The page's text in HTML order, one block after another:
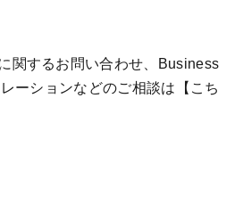
関するお問い合わせ、Business
ーションなどのご相談は 【こち